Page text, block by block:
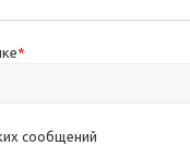
*
сообщений